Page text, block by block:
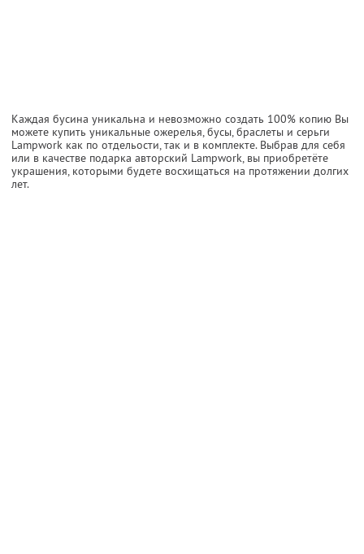
Каждая бусина уникальна и невозможно создать 100% копию Вы
можете купить уникальные ожерелья, бусы, браслеты и серьги
Lampwork как по отдельости, так и в комплекте. Выбрав для себя
или в качестве подарка авторский Lampwork, вы приобретёте
украшения, которыми будете восхищаться на протяжении долгих
лет.